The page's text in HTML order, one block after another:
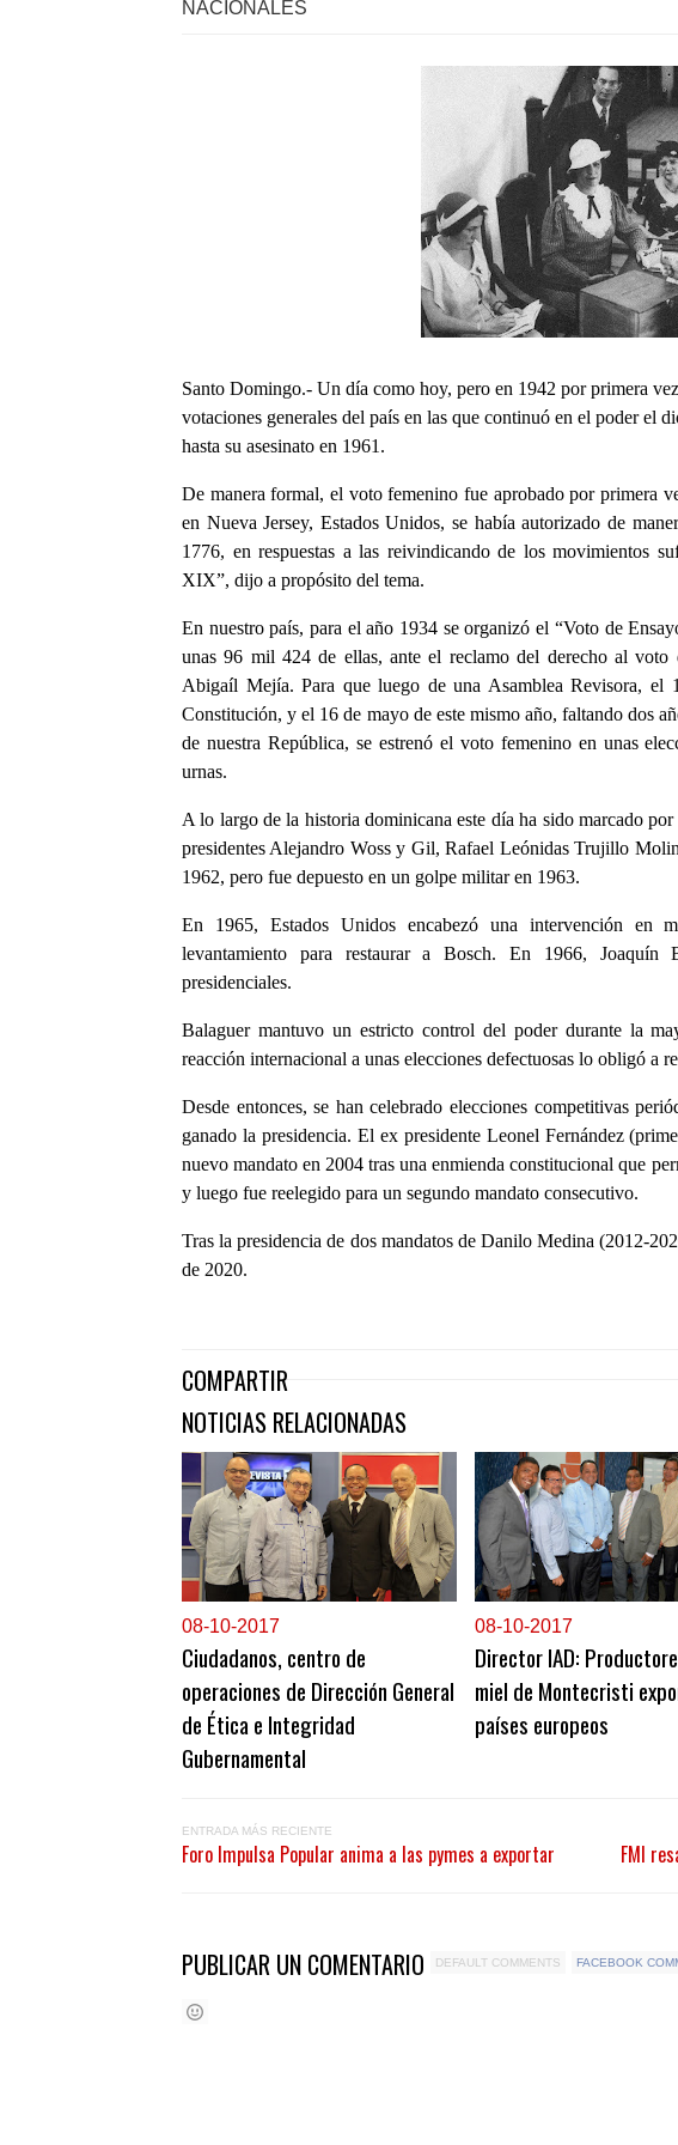
NACIONALES
Santo Domingo.- Un día como hoy, pero en 1942 por primera
votaciones generales del país en las que continuó en el poder el
hasta su asesinato en 1961.
De manera formal, el voto femenino fue aprobado por primera
en Nueva Jersey, Estados Unidos, se había autorizado de
1776, en respuestas a las reivindicando de los movimientos
XIX”, dijo a propósito del tema.
En nuestro país, para el año 1934 se organizó el “Voto de
unas 96 mil 424 de ellas, ante el reclamo del derecho al voto
Abigaíl Mejía. Para que luego de una Asamblea Revisora, el
Constitución, y el 16 de mayo de este mismo año, faltando dos
de nuestra República, se estrenó el voto femenino en unas
urnas.
A lo largo de la historia dominicana este día ha sido marcado
presidentes Alejandro Woss y Gil, Rafael Leónidas Trujillo
1962, pero fue depuesto en un golpe militar en 1963.
En 1965, Estados Unidos encabezó una intervención en
levantamiento para restaurar a Bosch. En 1966, Joaquín
presidenciales.
Balaguer mantuvo un estricto control del poder durante la
reacción internacional a unas elecciones defectuosas lo obligó a
Desde entonces, se han celebrado elecciones competitivas
ganado la presidencia. El ex presidente Leonel Fernández
nuevo mandato en 2004 tras una enmienda constitucional que
y luego fue reelegido para un segundo mandato consecutivo.
Tras la presidencia de dos mandatos de Danilo Medina (2012-
de 2020.
COMPARTIR
NOTICIAS RELACIONADAS
08-10-2017
Ciudadanos, centro de
operaciones de Dirección General
de Ética e Integridad
Gubernamental
08-10-2017
Director IAD:
miel de Montecristi
países europeos
ENTRADA MÁS RECIENTE
Foro Impulsa Popular anima a las pymes a exportar FMI
PUBLICAR UN COMENTARIO DEFAULT COMMENTS FACEBOOK